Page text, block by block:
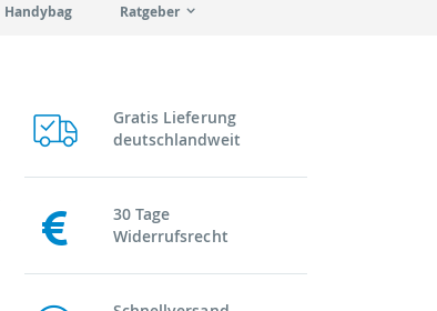
Handybag Ratgeber
Gratis Lieferung
deutschlandweit
30 Tage
Widerrufsrecht